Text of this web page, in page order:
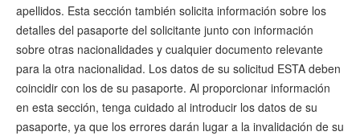
apellidos. Esta sección también solicita información sobre los
detalles del pasaporte del solicitante junto con información
sobre otras nacionalidades y cualquier documento relevante
para la otra nacionalidad. Los datos de su solicitud ESTA deben
coincidir con los de su pasaporte. Al proporcionar información
en esta sección, tenga cuidado al introducir los datos de su
pasaporte, ya que los errores darán lugar a la invalidación de su